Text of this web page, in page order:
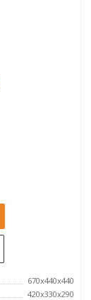
670x440x440
420х330х290